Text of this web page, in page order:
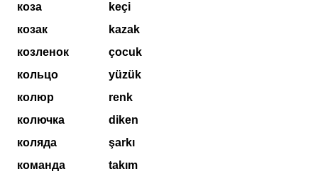
коза
козак
козленок
кольцо
колюр
колючка
коляда
команда
keçi
kazak
çocuk
yüzük
renk
diken
şarkı
takım